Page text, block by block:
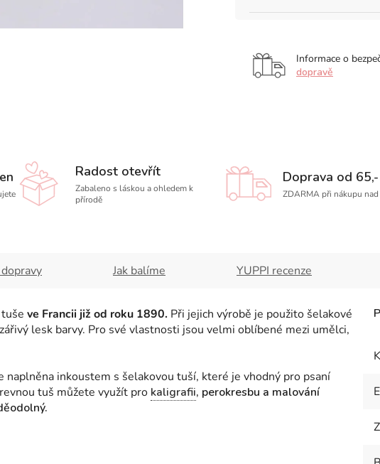
Informace o
dopravě
Radost otevřít
Zabaleno s láskou a ohledem k
přírodě
Doprava od 65,-
ZDARMA při nákupu
Jak balíme YUPPI recenze
ve Francii již od roku 1890. Při jejich výrobě je použito šelakové
lesk barvy. Pro své vlastnosti jsou velmi oblíbené mezi umělci,
naplněna inkoustem s šelakovou tuší, které je vhodný pro psaní
tuš můžete využít pro kaligrafii, perokresbu a malování